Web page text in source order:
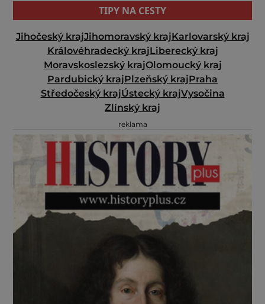
TIPY NA CESTY
Jihočeský krajJihomoravský krajKarlovarský kraj
Královéhradecký krajLiberecký kraj
Moravskoslezský krajOlomoucký kraj
Pardubický krajPlzeňský krajPraha
Středočeský krajÚstecký krajVysočina
Zlínský kraj
reklama